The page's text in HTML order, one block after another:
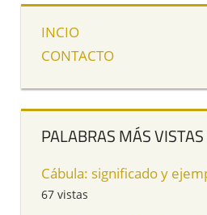
INCIO
CONTACTO
PALABRAS MÁS VISTAS
Cábula: significado y
67 vistas